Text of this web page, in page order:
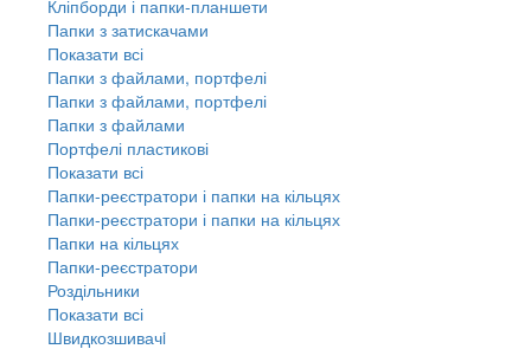
Кліпборди і папки-планшети
Папки з затискачами
Показати всі
Папки з файлами, портфелі
Папки з файлами, портфелі
Папки з файлами
Портфелі пластикові
Показати всі
Папки-реєстратори і папки на кільцях
Папки-реєстратори і папки на кільцях
Папки на кільцях
Папки-реєстратори
Роздільники
Показати всі
Швидкозшивачi